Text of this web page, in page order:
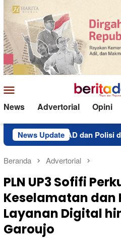
Loncat
ke
konten
Mobile
News Advertorial Opini
News Update
TNI AD dan Polisi di Morotai
Beranda Advertorial
PLN UP3 Sofifi
Keselamatan dan
Layanan Digital
Garoujo